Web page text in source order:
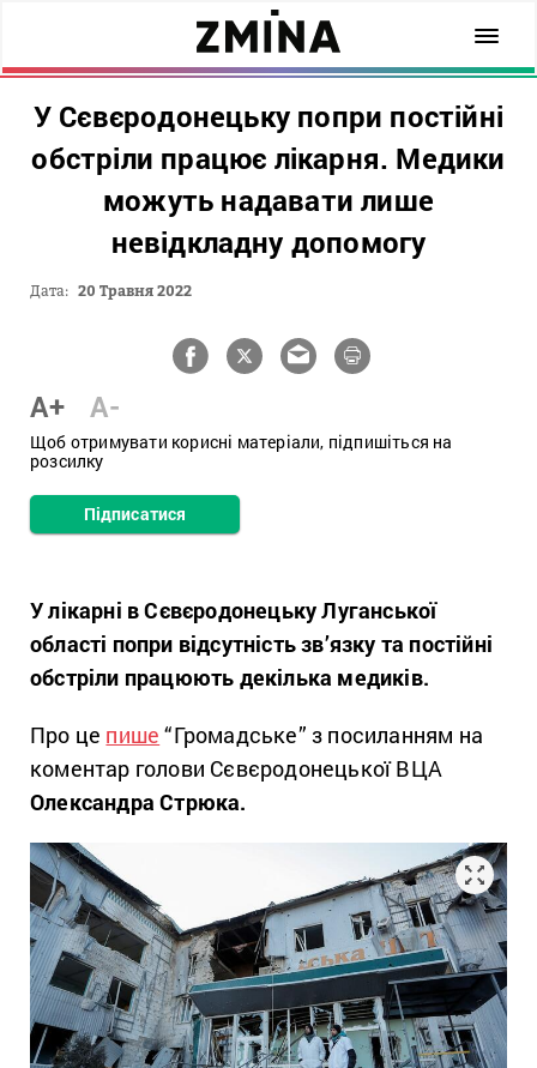
У Сєвєродонецьку попри постійні
обстріли працює лікарня. Медики
можуть надавати лише
невідкладну допомогу
Дата: 20 Травня 2022
A+ A-
Щоб отримувати корисні матеріали, підпишіться на
розсилку
Підписатися
У лікарні в Сєвєродонецьку Луганської
області попри відсутність зв’язку та постійні
обстріли працюють декілька медиків.
Про це пише “Громадське” з посиланням на
коментар голови Сєвєродонецької ВЦА
Олександра Стрюка.